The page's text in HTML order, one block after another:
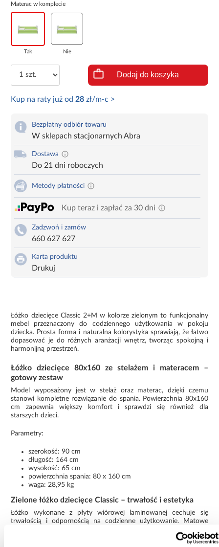
Materac w komplecie
Tak Nie
Dodaj do koszyka
Kup na raty już od 28 zł/m-c >
Bezpłatny odbiór towaru
W sklepach stacjonarnych Abra
Dostawa
Do 21 dni roboczych
Metody płatności
Kup teraz i zapłać za 30 dni
Zadzwoń i zamów
660 627 627
Karta produktu
Drukuj
Łóżko dziecięce Classic 2+M w kolorze zielonym to funkcjonalny
mebel przeznaczony do codziennego użytkowania w pokoju
dziecka. Prosta forma i naturalna kolorystyka sprawiają, że łatwo
dopasować je do różnych aranżacji wnętrz, tworząc spokojną i
harmonijną przestrzeń.
Łóżko dziecięce 80x160 ze stelażem i materacem –
gotowy zestaw
Model wyposażony jest w stelaż oraz materac, dzięki czemu
stanowi kompletne rozwiązanie do spania. Powierzchnia 80x160
cm zapewnia większy komfort i sprawdzi się również dla
starszych dzieci.
Parametry:
szerokość: 90 cm
długość: 164 cm
wysokość: 65 cm
powierzchnia spania: 80 x 160 cm
waga: 28,95 kg
Zielone łóżko dziecięce Classic – trwałość i estetyka
Łóżko wykonane z płyty wiórowej laminowanej cechuje się
trwałością i odpornością na codzienne użytkowanie. Matowe